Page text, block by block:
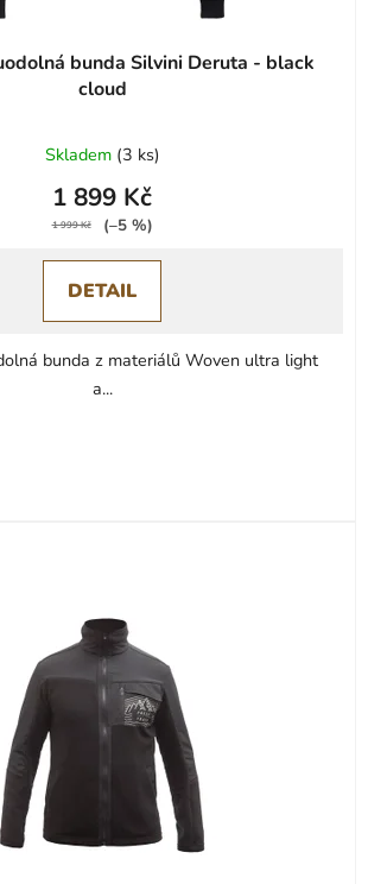
bunda Silvini Deruta - black
cloud
Skladem (3 ks)
1 899 Kč
1 999 Kč (–5 %)
DETAIL
bunda z materiálů Woven ultra light
a...